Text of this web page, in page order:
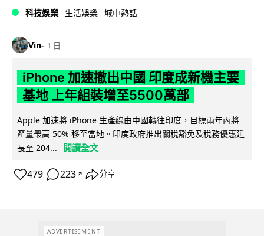
科技娛樂 生活娛樂 城中熱話
Vin 1 日
iPhone 加速撤出中國 印度成新機主要
基地 上年組裝增至5500萬部
Apple 加速將 iPhone 生產線由中國轉往印度，目標兩年內將
產量最高 50% 移至當地。印度政府推出關稅豁免及稅務優惠延
長至 204...
閱讀全文
479 223 ↗ 分享
ADVERTISEMENT